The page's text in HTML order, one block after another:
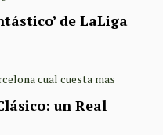
de LaLiga
un Real